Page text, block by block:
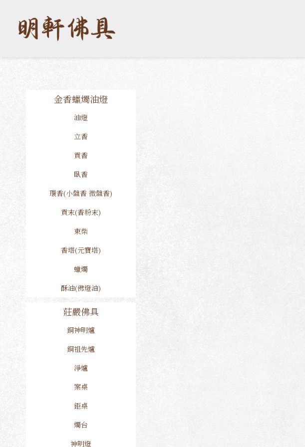
金香蠟燭油燈
油燈
立香
貢香
臥香
環香(小盤香 微盤香)
貢末(香粉末)
束柴
香塔(元寶塔)
蠟燭
酥油(佛燈油)
莊嚴佛具
銅神明爐
銅祖先爐
淨爐
案桌
鉅桌
燭台
神明燈